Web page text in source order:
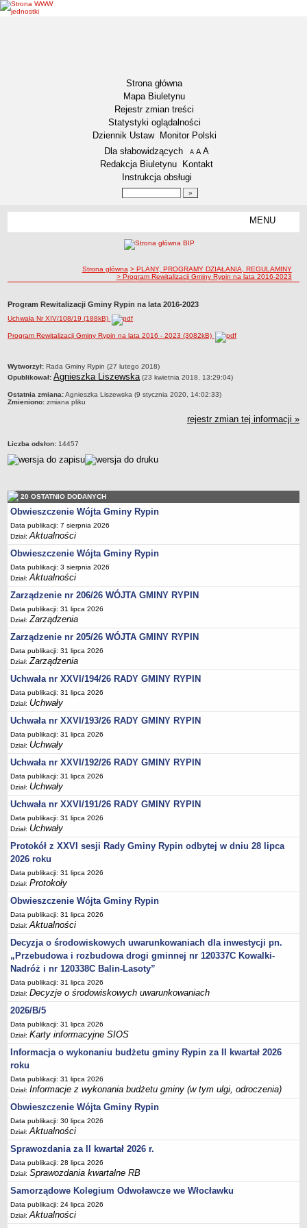
Strona główna
Mapa Biuletynu
Rejestr zmian treści
Statystyki oglądalności
Dziennik Ustaw
Monitor Polski
Menu dodatkowe
Dla słabowidzących A pomniejsz czcionkę
A standardowy rozmiar czcionki
A
Redakcja Biuletynu
Kontakt
Instrukcja obsługi
MENU
Lokalizacja
Insygnia gminy
Dane statystyczne
Zadania publiczne
Realizacja zadań publicznych
Rejestr zbiorów danych osobowych
AKTUALNOŚCI I OGŁOSZENIA
URZĄD GMINY
Tabela informacyjna
Czas pracy urzędu
Nr konta bankowego, NIP, REGON
Pracownicy urzędu - urząd gminy
Pracownicy urzędu - baza magazynowo - warsztatowa
Kompetencje referatów
Regulamin organizacyjny
Regulamin naboru na wolne stanowiska urzędnicze
Ogłoszenia o naborze na wolne stanowiska urzędnicze
Lista kandydatów spełniających wymagania formalne w naborach na
wolne stanowiska urzędnicze
Wyniki naboru na wolne stanowiska urzędnicze
Petycje
Sygnaliści
Galeria
Raporty o stanie dostępności
WŁADZE I STRUKTURA
Struktura organizacyjna
Rada gminy
Wójt
Urząd gminy
Jednostki organizacyjne, GOPS, Instytucja kultury, OSP
Jednostki pomocnicze - sołectwa
Plan pracy komisji rewizyjnej
Sesje Rady Gminy Rypin
PRAWO LOKALNE
Statut
Strategia rozwoju
Uchwały
Projekty uchwał
Protokoły
Imienne wykazy głosowań radnych
Postać dokumentów
Akty Prawne, Dzienniki Ustaw, Monitory Polskie
Prawo miejscowe
Zarządzenia
Studium uwarunkowań i kierunków zagospodarowania
przestrzennego
Dane przestrzenne - MPZP
Stałe obwody głosowania, numery, granice oraz siedziby
obwodowych komisji wyborczych, opis granic okręgów wyborczych
Plan ogólny gminy Rypin
ścieżka nawigacji
Strona główna > PLANY, PROGRAMY DZIAŁANIA, REGULAMINY
> Program Rewitalizacji Gminy Rypin na lata 2016-2023
Program Rewitalizacji Gminy Rypin na lata 2016-2023
Uchwała Nr XIV/108/19 (188kB)
Program Rewitalizacji Gminy Rypin na lata 2016 - 2023 (3082kB)
metryczka
Wytworzył: Rada Gminy Rypin (27 lutego 2018)
Opublikował: Agnieszka Liszewska(23 kwietnia 2018, 13:29:04)
Ostatnia zmiana:Agnieszka Liszewska (9 stycznia 2020, 14:02:33)
Zmieniono: zmiana pliku
rejestr zmian tej informacji »
Liczba odsłon: 14457
20 OSTATNIO DODANYCH
Obwieszczenie Wójta Gminy Rypin
Data publikacji: 7 sierpnia 2026
Dział:Aktualności
Obwieszczenie Wójta Gminy Rypin
Data publikacji: 3 sierpnia 2026
Dział:Aktualności
Zarządzenie nr 206/26 WÓJTA GMINY RYPIN
Data publikacji: 31 lipca 2026
Dział:Zarządzenia
Zarządzenie nr 205/26 WÓJTA GMINY RYPIN
Data publikacji: 31 lipca 2026
Dział:Zarządzenia
Uchwała nr XXVI/194/26 RADY GMINY RYPIN
Data publikacji: 31 lipca 2026
Dział: Uchwały
Uchwała nr XXVI/193/26 RADY GMINY RYPIN
Data publikacji: 31 lipca 2026
Dział: Uchwały
Uchwała nr XXVI/192/26 RADY GMINY RYPIN
Data publikacji: 31 lipca 2026
Dział: Uchwały
Uchwała nr XXVI/191/26 RADY GMINY RYPIN
Data publikacji: 31 lipca 2026
Dział: Uchwały
Protokół z XXVI sesji Rady Gminy Rypin odbytej w dniu 28 lipca
2026 roku
Data publikacji: 31 lipca 2026
Dział:Protokoły
Obwieszczenie Wójta Gminy Rypin
Data publikacji: 31 lipca 2026
Dział:Aktualności
Decyzja o środowiskowych uwarunkowaniach dla inwestycji pn.
„Przebudowa i rozbudowa drogi gminnej nr 120337C Kowalki-
Nadróż i nr 120338C Balin-Lasoty”
Data publikacji: 31 lipca 2026
Dział:Decyzje o środowiskowych uwarunkowaniach
2026/B/5
Data publikacji: 31 lipca 2026
Dział:Karty informacyjne SIOS
Informacja o wykonaniu budżetu gminy Rypin za II kwartał 2026
roku
Data publikacji: 31 lipca 2026
Dział:Informacje z wykonania budżetu gminy (w tym ulgi, odroczenia)
Obwieszczenie Wójta Gminy Rypin
Data publikacji: 30 lipca 2026
Dział:Aktualności
Sprawozdania za II kwartał 2026 r.
Data publikacji: 28 lipca 2026
Dział:Sprawozdania kwartalne RB
Samorządowe Kolegium Odwoławcze we Włocławku
Data publikacji: 24 lipca 2026
Dział:Aktualności